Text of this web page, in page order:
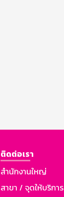
ติดต่อเรา
สำนักงานใหญ่
สาขา / จุดให้บริการ